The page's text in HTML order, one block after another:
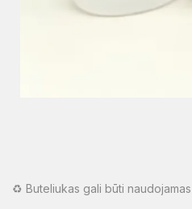
♻️ Buteliukas gali būti